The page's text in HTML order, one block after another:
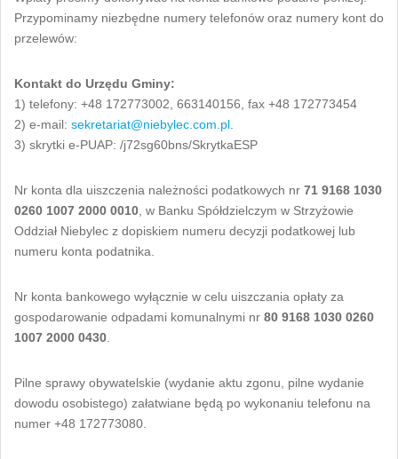
Przypominamy niezbędne numery telefonów oraz numery kont do
przelewów:
Kontakt do Urzędu Gminy:
1) telefony: +48 172773002, 663140156, fax +48 172773454
2) e-mail: sekretariat@niebylec.com.pl
3) skrytki e-PUAP: /j72sg60bns/SkrytkaESP
Nr konta dla uiszczenia należności podatkowych nr 71 9168 1030
0260 1007 2000 0010 , w Banku Spółdzielczym w Strzyżowie
Oddział Niebylec z dopiskiem numeru decyzji podatkowej lub
numeru konta podatnika.
Nr konta bankowego wyłącznie w celu uiszczania opłaty za
gospodarowanie odpadami komunalnymi nr 80 9168 1030 0260
1007 2000 0430
Pilne sprawy obywatelskie (wydanie aktu zgonu, pilne wydanie
dowodu osobistego) załatwiane będą po wykonaniu telefonu na
numer +48 172773080.